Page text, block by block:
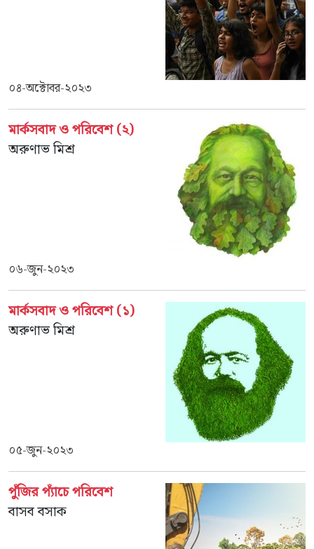
০৪-অক্টোবর-২০২৩
মার্কসবাদ ও পরিবেশ (২)
অরুণাভ মিশ্র
০৬-জুন-২০২৩
মার্কসবাদ ও পরিবেশ (১)
অরুণাভ মিশ্র
০৫-জুন-২০২৩
পুঁজির প্যাঁচে পরিবেশ
বাসব বসাক